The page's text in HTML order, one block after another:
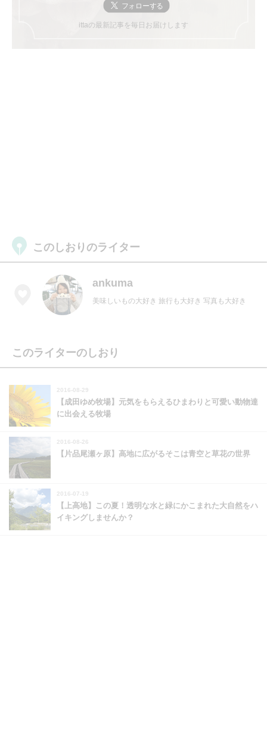
ittaの最新記事を毎日お届けします
このしおりのライター
ankuma
美味しいもの大好き 旅行も大好き 写真も大好き
このライターのしおり
2016-08-29
【成田ゆめ牧場】元気をもらえるひまわりと可愛い動物達
に出会える牧場
2016-08-26
【片品尾瀬ヶ原】高地に広がるそこは青空と草花の世界
2016-07-19
【上高地】この夏！透明な水と緑にかこまれた大自然をハ
イキングしませんか？